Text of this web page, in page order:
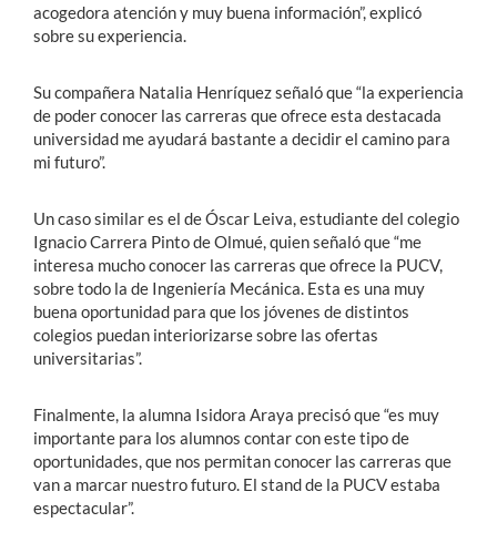
acogedora atención y muy buena información”, explicó
sobre su experiencia.
Su compañera Natalia Henríquez señaló que “la experiencia
de poder conocer las carreras que ofrece esta destacada
universidad me ayudará bastante a decidir el camino para
mi futuro”.
Un caso similar es el de Óscar Leiva, estudiante del colegio
Ignacio Carrera Pinto de Olmué, quien señaló que “me
interesa mucho conocer las carreras que ofrece la PUCV,
sobre todo la de Ingeniería Mecánica. Esta es una muy
buena oportunidad para que los jóvenes de distintos
colegios puedan interiorizarse sobre las ofertas
universitarias”.
Finalmente, la alumna Isidora Araya precisó que “es muy
importante para los alumnos contar con este tipo de
oportunidades, que nos permitan conocer las carreras que
van a marcar nuestro futuro. El stand de la PUCV estaba
espectacular”.